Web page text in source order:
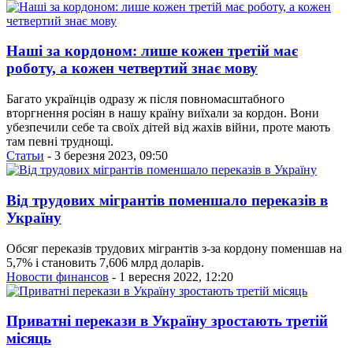
Наші за кордоном: лише кожен третій має
роботу, а кожен четвертий знає мову
Багато українців одразу ж після повномасштабного
вторгнення росіян в нашу країну виїхали за кордон. Вони
убезпечили себе та своїх дітей від жахів війни, проте мають
там певні труднощі.
Статьи - 3 березня 2023, 09:50
Від трудових мігрантів поменшало переказів в
Україну
Обсяг переказів трудових мігрантів з-за кордону поменшав на
5,7% і становить 7,606 млрд доларів.
Новости финансов - 1 вересня 2022, 12:20
Приватні перекази в Україну зростають третій
місяць